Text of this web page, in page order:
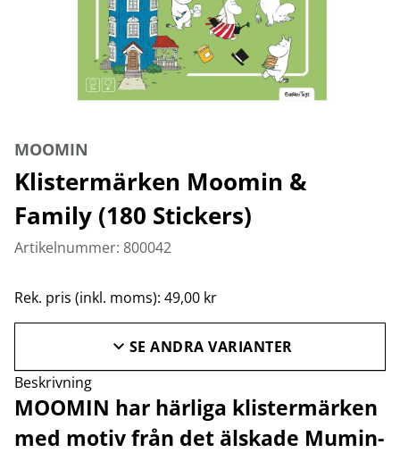
MOOMIN
Klistermärken Moomin &
Family (180 Stickers)
Artikelnummer: 800042
Rek. pris (inkl. moms): 49,00 kr
SE ANDRA VARIANTER
Beskrivning
MOOMIN har härliga klistermärken
med motiv från det älskade Mumin-